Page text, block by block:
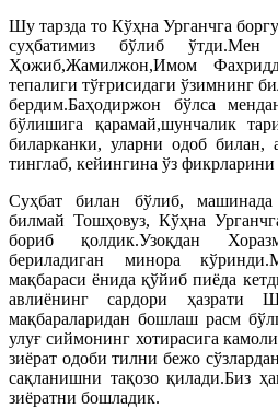
Шу тарзда то Кўҳна Урганчга
суҳбатимиз бўлиб
Ҳожиб,Жамилжон,Имом
тепалиги тўғрисидаги ўзимнинг
бердим.Баҳодиржон бўлса
бўлишига қарамай,шунчалик
биларканки, уларни одоб билан,
тинглаб, кейингина ўз фикрларини
Суҳбат билан бўлиб,
билмай Тошҳовуз, Кўҳна
бориб қолдик.Узоқдан
бериладиган минора
мақбараси ёнида қўйиб пиёда
авлиёнинг сардори ҳазрати
мақбараларидан бошлаш расм
улуғ сиймонинг хотирасига
зиёрат одоби тилни бежо
сақланишни тақозо қилади.Биз
зиёратни бошладик.